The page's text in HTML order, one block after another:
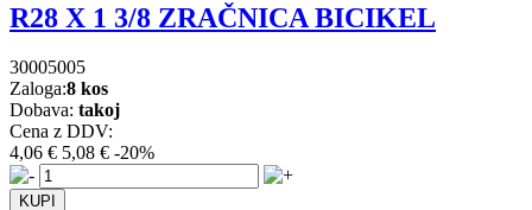
R28 X 1 3/8 ZRAČNICA BICIKEL
30005005
Zaloga:8 kos
Dobava: takoj
Cena z DDV:
4,06 € 5,08 € -20%